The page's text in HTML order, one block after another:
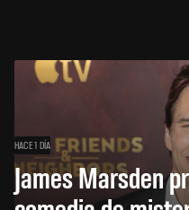
HACE 1 DÍA
James Marsden